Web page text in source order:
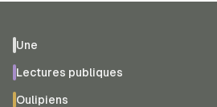
Une
Lectures publiques
Oulipiens